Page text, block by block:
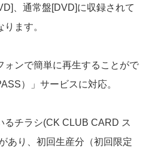
、通常盤[DVD]に収録されて
ます。
ンで簡単に再生することがで
）」サービスに対応。
チラシ(CK CLUB CARD ス
あり、初回生産分（初回限定